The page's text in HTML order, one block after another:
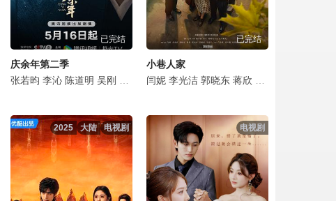
点击复制地址
点击复制地址
点击复制地址
点击复制地址
点击复制地址
点击复制地址
毛俊杰 宋熹 赵煊 金泽灏 章煜奇 田昊 姬他 颜世魁 林鹏 潘之琳
申贤彬 文泰佑 金俊翰 河允庆 全光镇 安恩真 金惠仁 崔英俊
金佳悦 荣梓希 张婉儿 胡宇轩 娜一 陈震 施予斐 李圣佳
已完结
庆余年第二季
张若昀 李沁 陈道明 吴刚 李小冉 俞飞鸿 袁泉 毛晓彤
已完结
小巷人家
闫妮 李光洁 郭晓东 蒋欣
电视剧
大陆
2025 电视剧